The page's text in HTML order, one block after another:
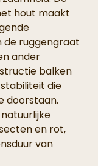
hout maakt
de ruggengraat
ander
balken
die
doorstaan.
en rot,
van